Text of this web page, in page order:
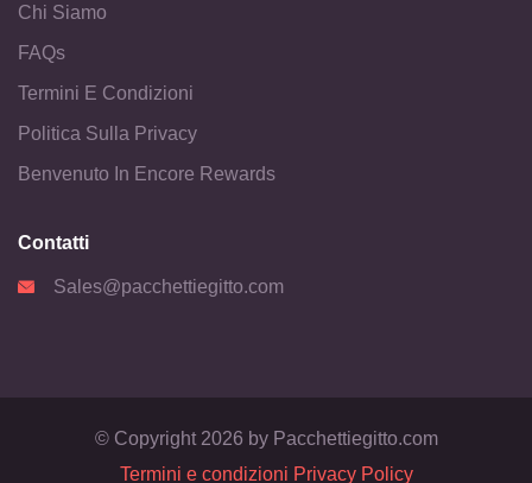
Chi Siamo
FAQs
Termini E Condizioni
Politica Sulla Privacy
Benvenuto In Encore Rewards
Contatti
Sales@pacchettiegitto.com
© Copyright 2026 by Pacchettiegitto.com
Termini e condizioni Privacy Policy